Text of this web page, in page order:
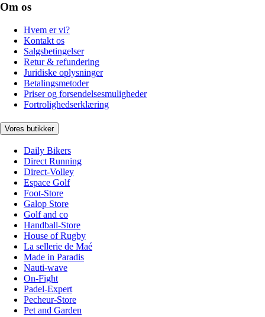
Om os
Hvem er vi?
Kontakt os
Salgsbetingelser
Retur & refundering
Juridiske oplysninger
Betalingsmetoder
Priser og forsendelsesmuligheder
Fortrolighedserklæring
Vores butikker
Daily Bikers
Direct Running
Direct-Volley
Espace Golf
Foot-Store
Galop Store
Golf and co
Handball-Store
House of Rugby
La sellerie de Maé
Made in Paradis
Nauti-wave
On-Fight
Padel-Expert
Pecheur-Store
Pet and Garden